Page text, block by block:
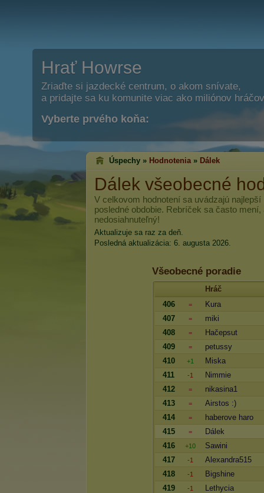
Hrať Howrse
Zriaďte si jazdecké centrum, o akom snívate,
a pridajte sa ku komunite viac ako miliónov
Vyberte prvého koňa:
Úspechy » Hodnotenia» Dálek
Dálek všeobecné
V celkovom hodnotení sa uvádzajú
posledné obdobie. Rebríček sa často mení,
nedosiahnuteľný!
Aktualizuje sa raz za deň.
Posledná aktualizácia: 6. augusta 2026.
Všeobecné poradie
Hráč
406
=
Kura
407
=
miki
408
=
Hačepsut
409
=
petussy
410
+1
Miska
411
-1
Nimmie
412
=
nikasina1
413
=
Airstos :)
414
=
haberove haro
415
=
Dálek
416
+10
Sawini
417
-1
Alexandra515
418
-1
Bigshine
419
-1
Lethycia